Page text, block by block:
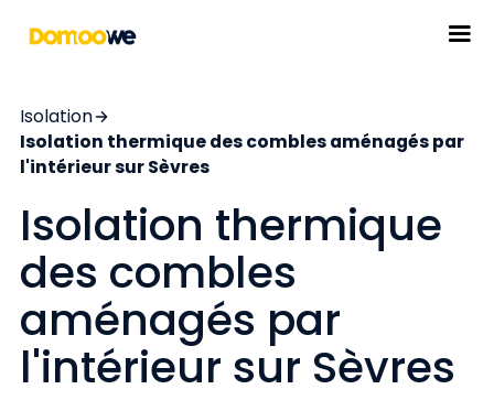
Isolation
Isolation thermique des combles aménagés par
l'intérieur sur Sèvres
Isolation thermique
des combles
aménagés par
l'intérieur sur Sèvres